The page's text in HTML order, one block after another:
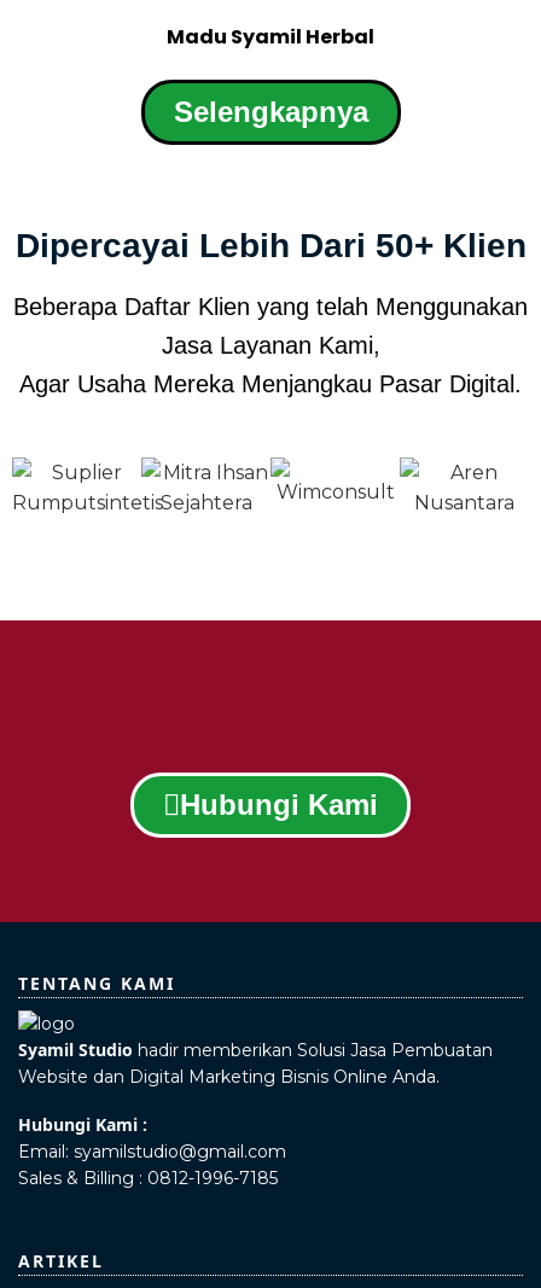
Madu Syamil Herbal
Selengkapnya
Dipercayai Lebih Dari 50+ Klien
Beberapa Daftar Klien yang telah Menggunakan
Jasa Layanan Kami,
Agar Usaha Mereka Menjangkau Pasar Digital.
Hubungi Kami
TENTANG KAMI
Syamil Studio hadir memberikan Solusi Jasa Pembuatan
Website dan Digital Marketing Bisnis Online Anda.
Hubungi Kami :
Email: syamilstudio@gmail.com
Sales & Billing : 0812-1996-7185
ARTIKEL